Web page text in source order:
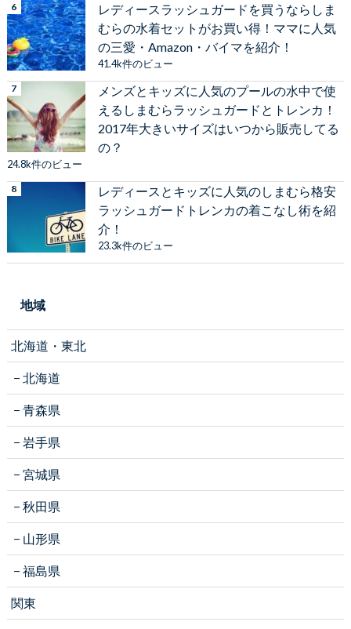
レディースラッシュガードを買うならしま
むらの水着セットがお買い得！ママに人気
の三愛・Amazon・バイマを紹介！
41.4k件のビュー
メンズとキッズに人気のプールの水中で使
えるしまむらラッシュガードとトレンカ！
2017年大きいサイズはいつから販売してる
の？
24.8k件のビュー
レディースとキッズに人気のしまむら格安
ラッシュガードトレンカの着こなし術を紹
介！
23.3k件のビュー
地域
北海道・東北
北海道
青森県
岩手県
宮城県
秋田県
山形県
福島県
関東